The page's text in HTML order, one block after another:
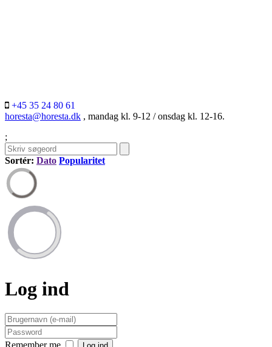
+45 35 24 80 61
horesta@horesta.dk , mandag kl. 9-12 / onsdag kl. 12-16.
;
Sortér: Dato Popularitet
Log ind